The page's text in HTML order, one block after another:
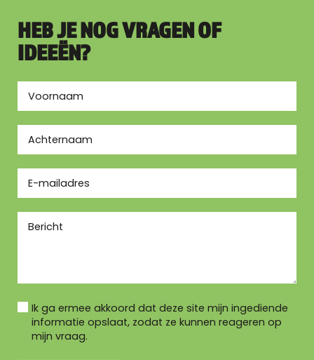
HEB JE NOG VRAGEN OF
IDEEËN?
Ik ga ermee akkoord dat deze site mijn ingediende
informatie opslaat, zodat ze kunnen reageren op
mijn vraag.